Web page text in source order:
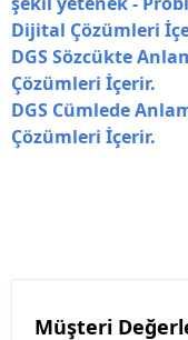
Dijital Çözümleri
DGS Sözcükte
Çözümleri İçerir.
DGS Cümlede
Çözümleri İçerir.
Müşteri